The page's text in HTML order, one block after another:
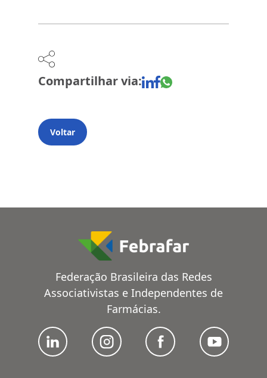
Compartilhar via:
Voltar
Federação Brasileira das Redes
Associativistas e Independentes de
Farmácias.